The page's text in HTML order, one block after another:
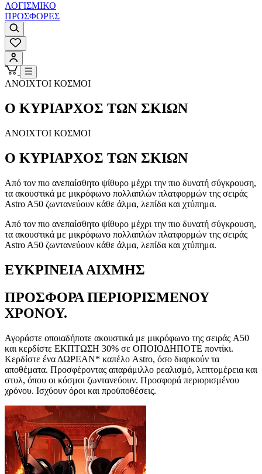
ΛΟΓΙΣΜΙΚΟ
ΠΡΟΣΦΟΡΕΣ
ΑΝΟΙΧΤΟΙ ΚΟΣΜΟΙ
Ο ΚΥΡΙΑΡΧΟΣ ΤΩΝ ΣΚΙΩΝ
ΑΝΟΙΧΤΟΙ ΚΟΣΜΟΙ
Ο ΚΥΡΙΑΡΧΟΣ ΤΩΝ ΣΚΙΩΝ
Από τον πιο ανεπαίσθητο ψίθυρο μέχρι την πιο δυνατή σύγκρουση,
τα ακουστικά με μικρόφωνο πολλαπλών πλατφορμών της σειράς
Astro A50 ζωντανεύουν κάθε άλμα, λεπίδα και χτύπημα.
Από τον πιο ανεπαίσθητο ψίθυρο μέχρι την πιο δυνατή σύγκρουση,
τα ακουστικά με μικρόφωνο πολλαπλών πλατφορμών της σειράς
Astro A50 ζωντανεύουν κάθε άλμα, λεπίδα και χτύπημα.
ΕΥΚΡΙΝΕΙΑ ΑΙΧΜΗΣ
ΠΡΟΣΦΟΡΑ ΠΕΡΙΟΡΙΣΜΕΝΟΥ
ΧΡΟΝΟΥ.
Αγοράστε οποιαδήποτε ακουστικά με μικρόφωνο της σειράς A50
και κερδίστε ΕΚΠΤΩΣΗ 30% σε ΟΠΟΙΟΔΗΠΟΤΕ ποντίκι.
Κερδίστε ένα ΔΩΡΕΑΝ* καπέλο Astro, όσο διαρκούν τα
αποθέματα. Προσφέροντας απαράμιλλο ρεαλισμό, λεπτομέρεια και
στυλ, όπου οι κόσμοι ζωντανεύουν. Προσφορά περιορισμένου
χρόνου. Ισχύουν όροι και προϋποθέσεις.